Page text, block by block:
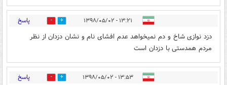
۱۳:۲۱ - ۱۳۹۸/۰۵/۰۲ 20 پاسخ
دزد نوازی شاخ و دم نمیخواهد عدم افشای نام و نشان دزدان از نظر
مردم همدستی با دزدان است
۱۳:۵۳ - ۱۳۹۸/۰۵/۰۲ 7 پاسخ